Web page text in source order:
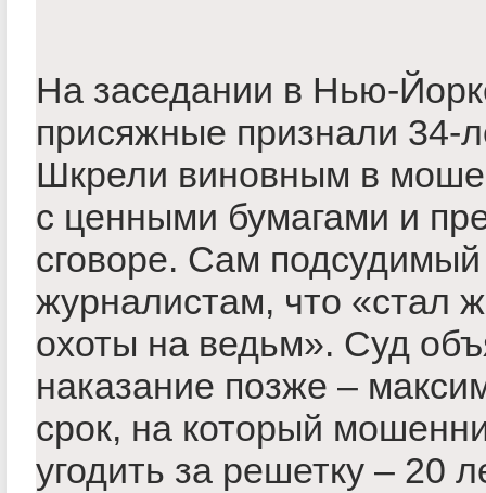
На заседании в Нью-
присяжные признали 34-
Шкрели виновным в
с ценными бумагами и
сговоре. Сам
журналистам, что «стал
охоты на ведьм». Суд
наказание позже –
срок, на который
угодить за решетку – 20